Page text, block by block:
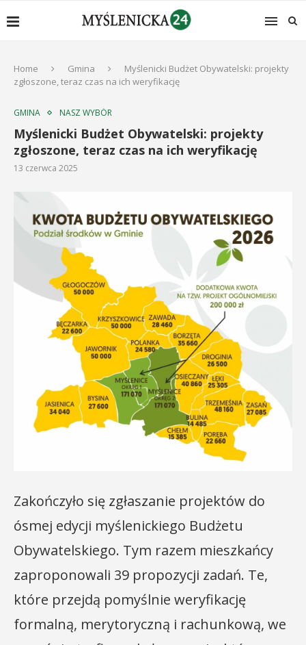
Home Gmina
Myślenicki Budżet Obywatelski: projekty
zgłoszone, teraz czas na ich weryfikację
GMINA NASZ WYBÓR
Myślenicki Budżet Obywatelski: projekty
zgłoszone, teraz czas na ich weryfikację
13 czerwca 2025
Zakończyło się zgłaszanie projektów do
ósmej edycji myślenickiego Budżetu
Obywatelskiego. Tym razem mieszkańcy
zaproponowali 39 propozycji zadań. Te,
które przejdą pomyślnie weryfikację
formalną, merytoryczną i rachunkową, we